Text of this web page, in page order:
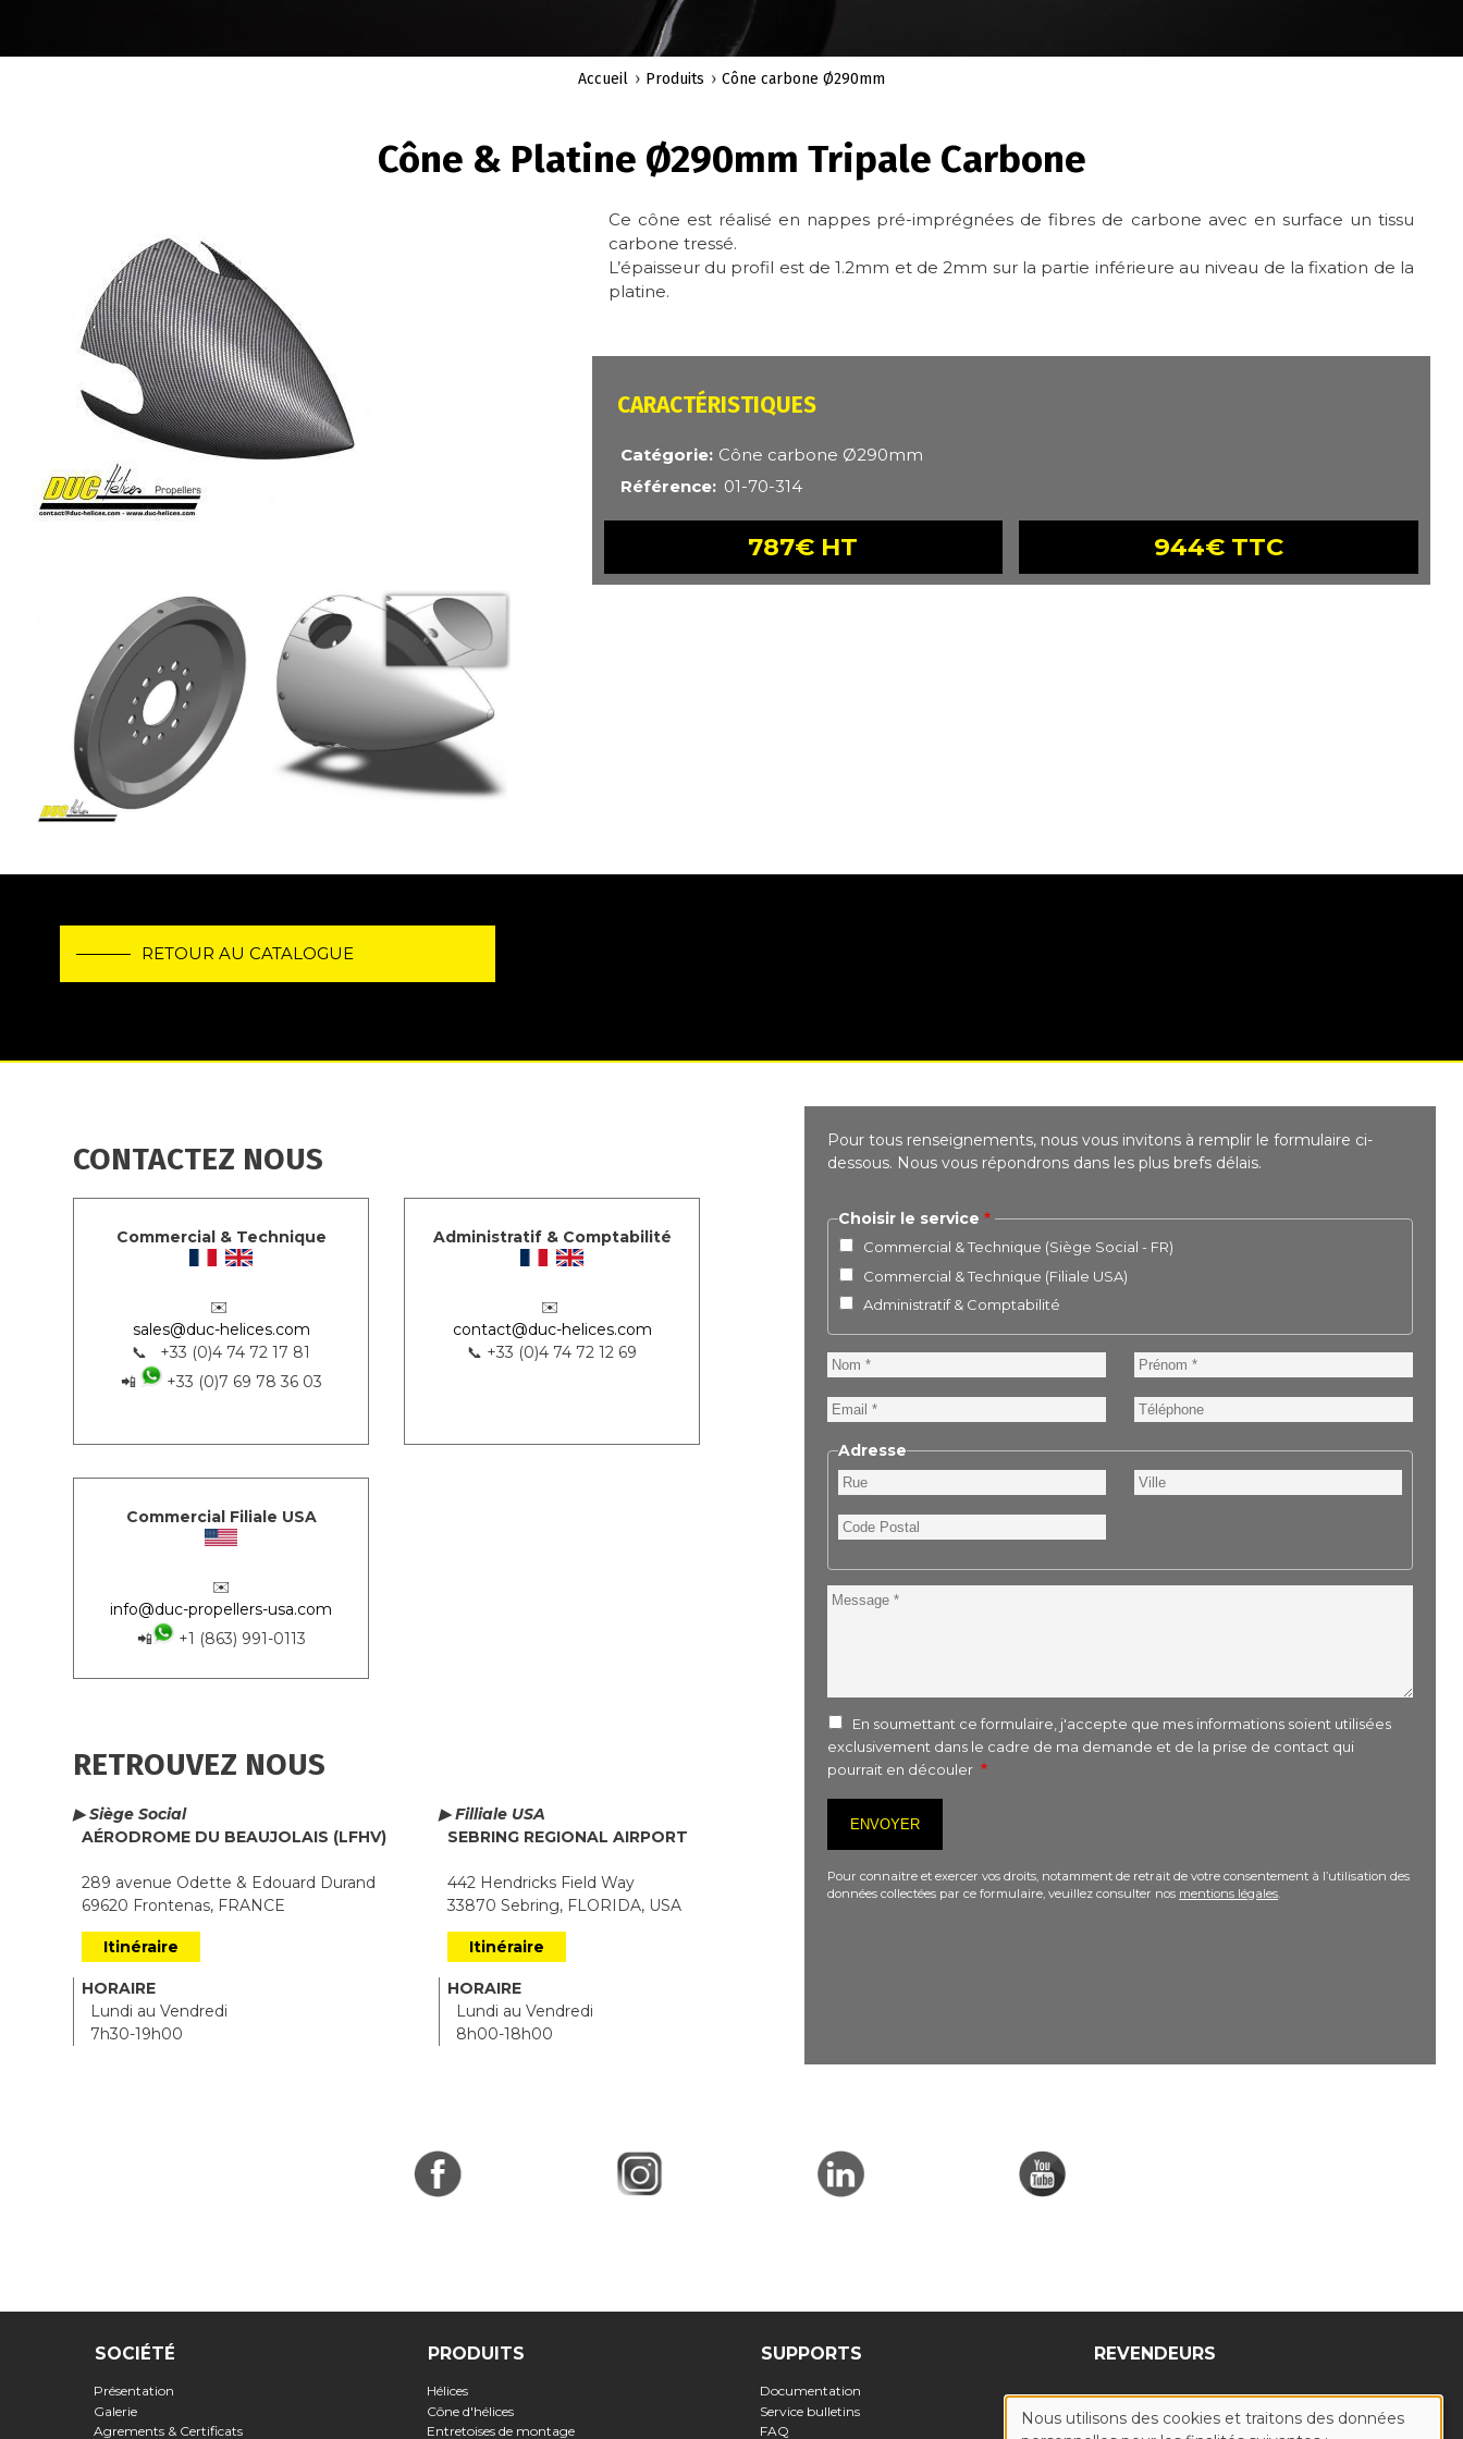
Accueil Produits Cône carbone Ø290mm
Cône & Platine Ø290mm Tripale Carbone
Image
Ce cône est réalisé en nappes pré-imprégnées de fibres de carbone avec en surface un tissu
carbone tressé.
L’épaisseur du profil est de 1.2mm et de 2mm sur la partie inférieure au niveau de la fixation de la
platine.
CARACTÉRISTIQUES
Catégorie Cône carbone Ø290mm
Référence
01-70-314
787€ HT 944€ TTC
RETOUR AU CATALOGUE
CONTACTEZ NOUS
Commercial & Technique
✉️
sales@duc-helices.com
📞 +33 (0)4 74 72 17 81
📲
+33 (0)7 69 78 36 03
Administratif & Comptabilité
✉️
contact@duc-helices.com
📞 +33 (0)4 74 72 12 69
Commercial Filiale USA
✉️
info@duc-propellers-usa.com
📲
+1 (863) 991-0113
RETROUVEZ NOUS
▶ Siège Social
AÉRODROME DU BEAUJOLAIS (LFHV)
289 avenue Odette & Edouard Durand
69620 Frontenas, FRANCE
Itinéraire
HORAIRE
Lundi au Vendredi
7h30-19h00
▶ Filliale USA
SEBRING REGIONAL AIRPORT
442 Hendricks Field Way
33870 Sebring, FLORIDA, USA
Itinéraire
HORAIRE
Lundi au Vendredi
8h00-18h00
Pour tous renseignements, nous vous invitons à remplir le formulaire ci-
dessous. Nous vous répondrons dans les plus brefs délais.
Choisir le service
Commercial & Technique (Siège Social - FR)
Commercial & Technique (Filiale USA)
Administratif & Comptabilité
Nom Prénom
Email Téléphone
Adresse
Rue Ville
Code
Postal
Message
En soumettant ce formulaire, j'accepte que mes informations soient utilisées
exclusivement dans le cadre de ma demande et de la prise de contact qui
pourrait en découler
Pour connaitre et exercer vos droits, notamment de retrait de votre consentement à l’utilisation des
données collectées par ce formulaire, veuillez consulter nos mentions légales.
SOCIÉTÉ
Présentation
Galerie
Agrements & Certificats
PRODUITS
Hélices
Cône d'hélices
Entretoises de montage
SUPPORTS
Documentation
Service bulletins
FAQ
REVENDEURS
Nous utilisons des cookies et traitons des données